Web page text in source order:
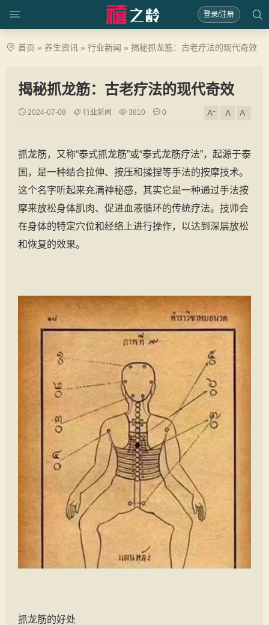
登录/注册
首页 » 养生资讯 » 行业新闻 » 揭秘抓龙筋：古老疗法的现代奇效
揭秘抓龙筋：古老疗法的现代奇效
2024-07-08 行业新闻 3810 0 A⁺ A A⁻
抓龙筋，又称“泰式抓龙筋”或“泰式龙筋疗法”，起源于泰
国，是一种结合拉伸、按压和揉捏等手法的按摩技术。
这个名字听起来充满神秘感，其实它是一种通过手法按
摩来放松身体肌肉、促进血液循环的传统疗法。技师会
在身体的特定穴位和经络上进行操作，以达到深层放松
和恢复的效果。
抓龙筋的好处